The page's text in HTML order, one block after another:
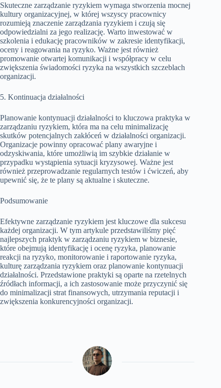
Skuteczne zarządzanie ryzykiem wymaga stworzenia mocnej
kultury organizacyjnej, w której wszyscy pracownicy
rozumieją znaczenie zarządzania ryzykiem i czują się
odpowiedzialni za jego realizację. Warto inwestować w
szkolenia i edukację pracowników w zakresie identyfikacji,
oceny i reagowania na ryzyko. Ważne jest również
promowanie otwartej komunikacji i współpracy w celu
zwiększenia świadomości ryzyka na wszystkich szczeblach
organizacji.
5. Kontinuacja działalności
Planowanie kontynuacji działalności to kluczowa praktyka w
zarządzaniu ryzykiem, która ma na celu minimalizację
skutków potencjalnych zakłóceń w działalności organizacji.
Organizacje powinny opracować plany awaryjne i
odzyskiwania, które umożliwią im szybkie działanie w
przypadku wystąpienia sytuacji kryzysowej. Ważne jest
również przeprowadzanie regularnych testów i ćwiczeń, aby
upewnić się, że te plany są aktualne i skuteczne.
Podsumowanie
Efektywne zarządzanie ryzykiem jest kluczowe dla sukcesu
każdej organizacji. W tym artykule przedstawiliśmy pięć
najlepszych praktyk w zarządzaniu ryzykiem w biznesie,
które obejmują identyfikację i ocenę ryzyka, planowanie
reakcji na ryzyko, monitorowanie i raportowanie ryzyka,
kulturę zarządzania ryzykiem oraz planowanie kontynuacji
działalności. Przedstawione praktyki są oparte na rzetelnych
źródłach informacji, a ich zastosowanie może przyczynić się
do minimalizacji strat finansowych, utrzymania reputacji i
zwiększenia konkurencyjności organizacji.